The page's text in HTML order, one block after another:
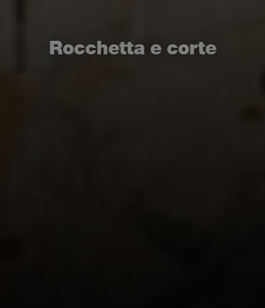
Rocchetta e corte